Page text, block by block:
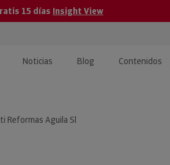
15 días Insight View
Noticias Blog Contenidos
Reformas Aguila Sl